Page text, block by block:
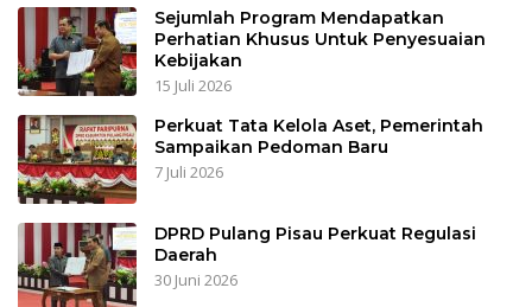
Sejumlah Program Mendapatkan
Perhatian Khusus Untuk Penyesuaian
Kebijakan
15 Juli 2026
Perkuat Tata Kelola Aset, Pemerintah
Sampaikan Pedoman Baru
7 Juli 2026
DPRD Pulang Pisau Perkuat Regulasi
Daerah
30 Juni 2026